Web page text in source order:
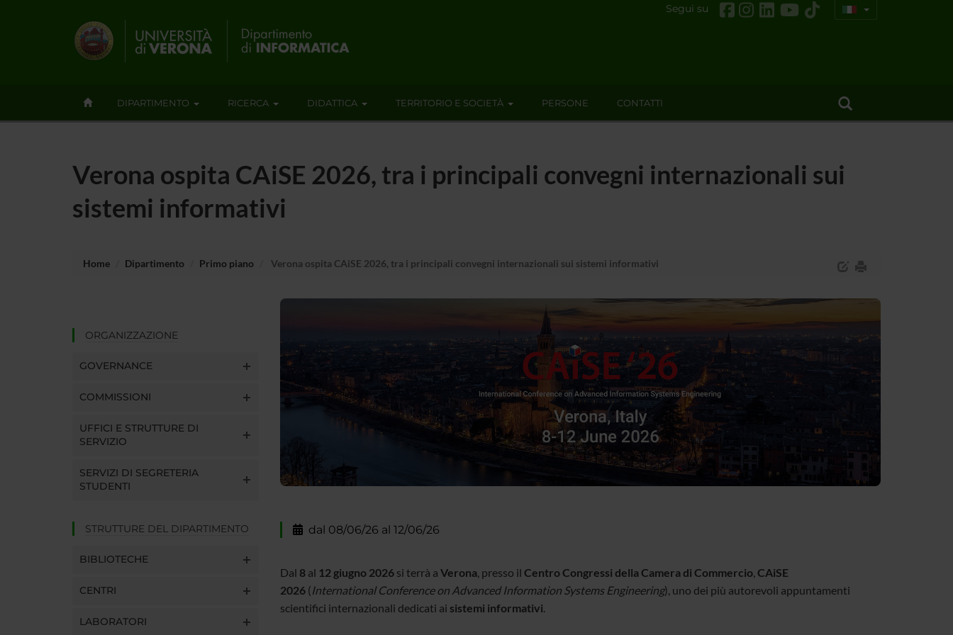
Segui su
DIPARTIMENTO RICERCA DIDATTICA TERRITORIO E SOCIETÀ PERSONE CONTATTI
Verona ospita CAiSE 2026, tra i principali convegni internazionali sui
sistemi informativi
Home Dipartimento Primo piano Verona ospita CAiSE 2026, tra i principali convegni internazionali sui sistemi informativi
ORGANIZZAZIONE
GOVERNANCE
COMMISSIONI
UFFICI E STRUTTURE DI
SERVIZIO
SERVIZI DI SEGRETERIA
STUDENTI
STRUTTURE DEL DIPARTIMENTO
BIBLIOTECHE
CENTRI
LABORATORI
dal 08/06/26 al 12/06/26
Dal 8 al 12 giugno 2026si terrà a Verona, presso il Centro Congressi della Camera di Commercio, CAiSE
2026(International Conference on Advanced Information Systems Engineering), uno dei più autorevoli appuntamenti
scientifici internazionali dedicati ai sistemi informativi.